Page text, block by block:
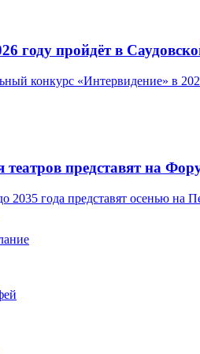
году пройдёт в
конкурс «Интервидение» в
представят на
2035 года представят осенью на